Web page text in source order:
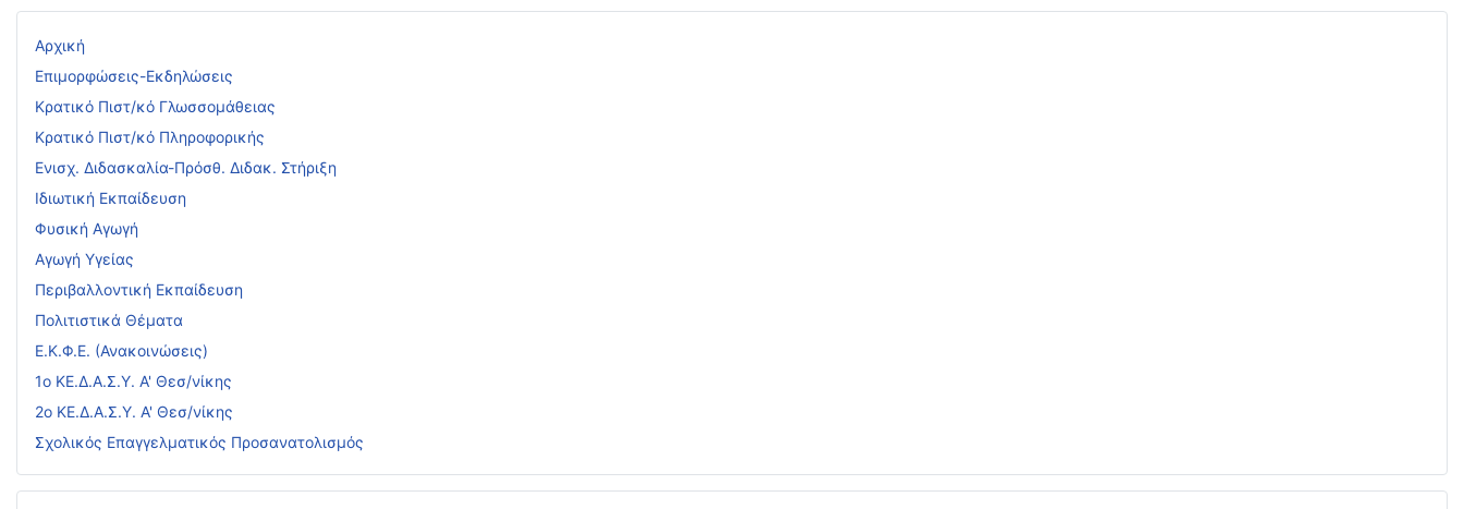
Αρχική
Επιμορφώσεις-Εκδηλώσεις
Κρατικό Πιστ/κό Γλωσσομάθειας
Κρατικό Πιστ/κό Πληροφορικής
Ενισχ. Διδασκαλία-Πρόσθ. Διδακ. Στήριξη
Ιδιωτική Εκπαίδευση
Φυσική Αγωγή
Αγωγή Υγείας
Περιβαλλοντική Εκπαίδευση
Πολιτιστικά Θέματα
Ε.Κ.Φ.Ε. (Ανακοινώσεις)
1ο ΚΕ.Δ.Α.Σ.Υ. Α' Θεσ/νίκης
2ο ΚΕ.Δ.Α.Σ.Υ. Α' Θεσ/νίκης
Σχολικός Επαγγελματικός Προσανατολισμός